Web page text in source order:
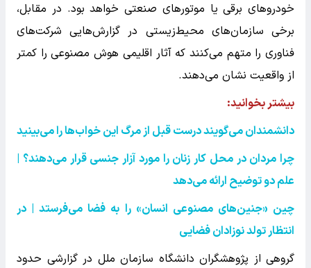
خودروهای برقی یا موتورهای صنعتی خواهد بود. در مقابل،
برخی سازمان‌های محیط‌زیستی در گزارش‌هایی شرکت‌های
فناوری را متهم می‌کنند که آثار اقلیمی هوش مصنوعی را کمتر
از واقعیت نشان می‌دهند.
بیشتر بخوانید:
دانشمندان می‌گویند درست قبل از مرگ این خواب‌ها را می‌بینید
چرا مردان در محل کار زنان را مورد آزار جنسی قرار می‌دهند؟ |
علم دو توضیح ارائه می‌دهد
چین «جنین‌های مصنوعی انسان» را به فضا می‌فرستد | در
انتظار تولد نوزادان فضایی
گروهی از پژوهشگران دانشگاه سازمان ملل در گزارشی حدود